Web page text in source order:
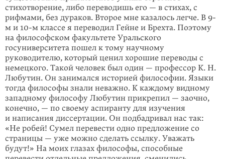
стихотворение, либо переводишь его — в стихах, с
рифмами, без дураков. Второе мне казалось легче. В 9-
м и 10-м классе я переводил Гейне и Брехта. Поэтому
на философском факультете Уральского
госуниверситета пошел к тому научному
руководителю, который ценил хорошие переводы с
немецкого. Такой человек был один — профессор К. Н.
Любутин. Он занимался историей философии. Языки
тогда философы знали неважно. К каждому видному
западному философу Любутин прикрепил — заочно,
конечно, — по своему аспиранту для изучения
и написания диссертации. Он подбадривал нас так:
«Не робей! Сумел перевести одно предложение со
страницы — уже можно сделать ссылку. Уважать
будут!» На моих глазах философы, способные